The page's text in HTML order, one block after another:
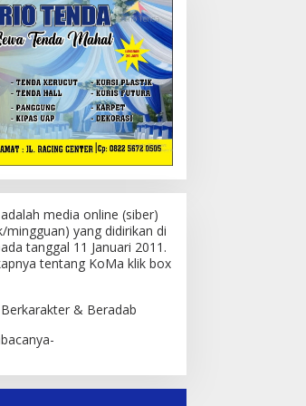
media online (siber)
yang didirikan di
tanggal 11 Januari 2011.
tentang KoMa klik box
& Beradab